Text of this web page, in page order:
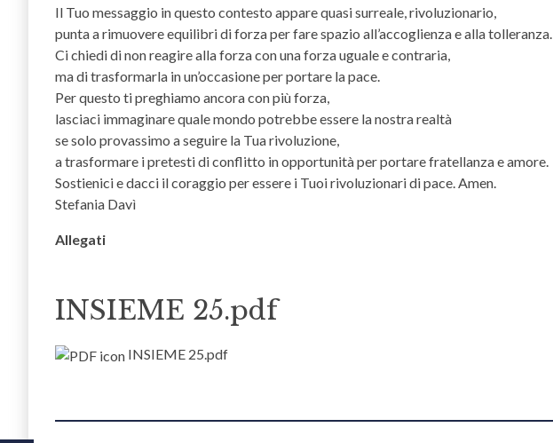
Il Tuo messaggio in questo contesto appare quasi surreale, rivoluzionario,
punta a rimuovere equilibri di forza per fare spazio all’accoglienza e alla tolleranza.
Ci chiedi di non reagire alla forza con una forza uguale e contraria,
ma di trasformarla in un’occasione per portare la pace.
Per questo ti preghiamo ancora con più forza,
lasciaci immaginare quale mondo potrebbe essere la nostra realtà
se solo provassimo a seguire la Tua rivoluzione,
a trasformare i pretesti di conflitto in opportunità per portare fratellanza e amore.
Sostienici e dacci il coraggio per essere i Tuoi rivoluzionari di pace. Amen.
Stefania Davì
Allegati
INSIEME 25.pdf
INSIEME 25.pdf